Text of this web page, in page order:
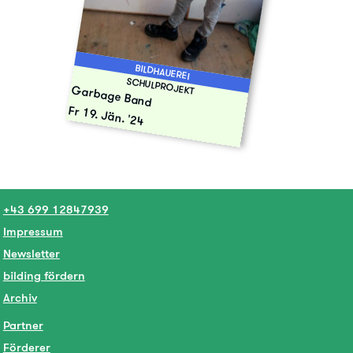
BILDHAUEREI
SCHULPROJEKT
Garbage Band
Fr 19. Jän. '24
+43 699 12847939
Impressum
Newsletter
bilding fördern
Archiv
Partner
Förderer